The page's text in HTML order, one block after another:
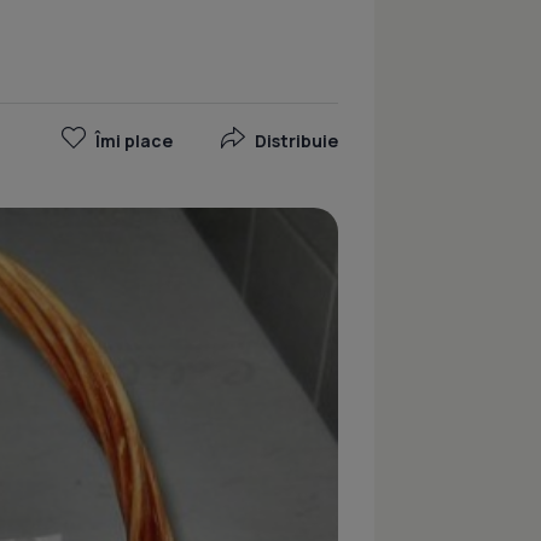
Îmi place Distribuie